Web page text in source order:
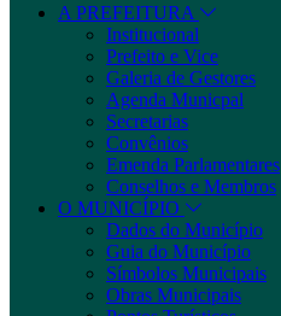
A PREFEITURA
Institucional
Prefeito e Vice
Galeria de Gestores
Agenda Municpal
Secretarias
Convênios
Emenda Parlamentares
Conselhos e Membros
O MUNICÍPIO
Dados do Município
Guia do Município
Símbolos Municipais
Obras Municipais